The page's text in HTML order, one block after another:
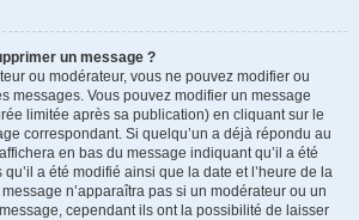
un message ?
ou modérateur, vous ne pouvez modifier ou
messages. Vous pouvez modifier un message
limitée après sa publication) en cliquant sur le
correspondant. Si quelqu’un a déjà répondu au
en bas du message indiquant qu’il a été
a été modifié ainsi que la date et l’heure de la
n’apparaîtra pas si un modérateur ou un
cependant ils ont la possibilité de laisser